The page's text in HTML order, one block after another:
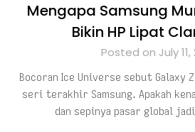
Mengapa Samsung
Bikin HP Lipat
Posted on July 11,
Bocoran Ice Universe sebut Galaxy
seri terakhir Samsung. Apakah
dan sepinya pasar global